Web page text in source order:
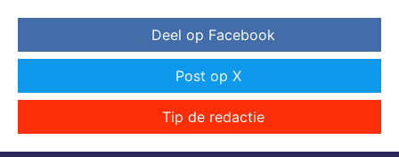
Deel op Facebook
Post op X
Tip de redactie